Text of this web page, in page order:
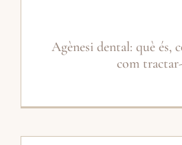
Agènesi dental: què és,
com